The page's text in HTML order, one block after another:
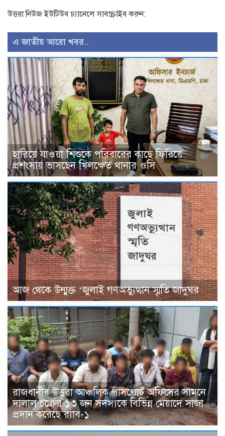
উত্তরা নিউজ ইউটিউব চ্যানেলে সাবস্ক্রাইব করুন:
এ জাতীয় আরো খবর..
হারিয়ে যাওয়া শিশুকে পরিবারের কাছে ফিরিয়ে
প্রশংসায় ভাসছেন খিলক্ষেত থানার ওসি
আজ থেকে উন্মুক্ত ‘জুলাই গণঅভ্যুত্থান স্মৃতি জাদুঘর
রাজধানীর উত্তরা আঞ্চলিক পাসপোর্ট অফিসের সামনে
দালাল চক্রের ১৩ জন সদস্যকে বিভিন্ন মেয়াদে সাজা
প্রদান করেছে র‌্যাব-১